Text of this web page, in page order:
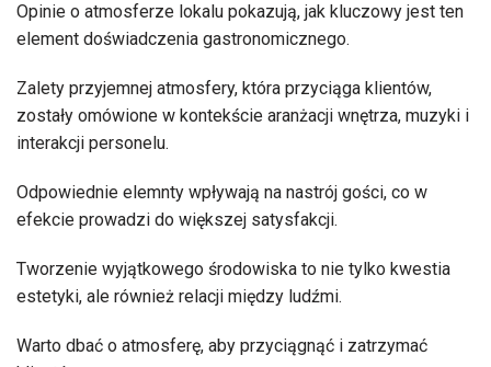
Opinie o atmosferze lokalu pokazują, jak kluczowy jest ten
element doświadczenia gastronomicznego.
Zalety przyjemnej atmosfery, która przyciąga klientów,
zostały omówione w kontekście aranżacji wnętrza, muzyki i
interakcji personelu.
Odpowiednie elemnty wpływają na nastrój gości, co w
efekcie prowadzi do większej satysfakcji.
Tworzenie wyjątkowego środowiska to nie tylko kwestia
estetyki, ale również relacji między ludźmi.
Warto dbać o atmosferę, aby przyciągnąć i zatrzymać